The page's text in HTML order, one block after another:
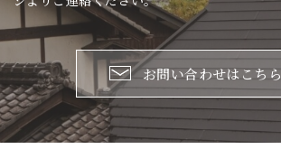
お問い合わせはこちら